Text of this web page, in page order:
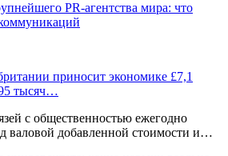
PR-агентства мира: что
приносит экономике £7,1
тысяч…
с общественностью ежегодно
валовой добавленной стоимости и…